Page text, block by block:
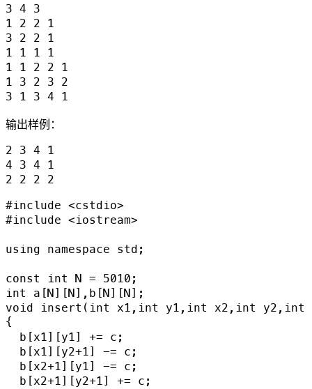
3 4 3
1 2 2 1
3 2 2 1
1 1 1 1
1 1 2 2 1
1 3 2 3 2
输出样例：
2 3 4 1
4 3 4 1
#include <cstdio>
#include <iostream>
using namespace std;
const int N = 5010;
int a[N][N],b[N][N];
void insert(int x1,int y1,int x2,int y2,int
{
  b[x1][y1] += c;
  b[x1][y2+1] -= c;
  b[x2+1][y1] -= c;
  b[x2+1][y2+1] += c;